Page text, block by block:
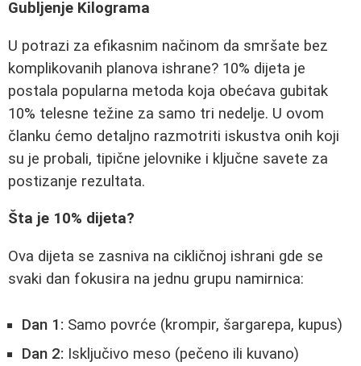
Gubljenje Kilograma
U potrazi za efikasnim načinom da smršate bez
komplikovanih planova ishrane? 10% dijeta je
postala popularna metoda koja obećava gubitak
10% telesne težine za samo tri nedelje. U ovom
članku ćemo detaljno razmotriti iskustva onih koji
su je probali, tipične jelovnike i ključne savete za
postizanje rezultata.
Šta je 10% dijeta?
Ova dijeta se zasniva na cikličnoj ishrani gde se
svaki dan fokusira na jednu grupu namirnica:
Dan 1: Samo povrće (krompir, šargarepa, kupus)
Dan 2: Isključivo meso (pečeno ili kuvano)